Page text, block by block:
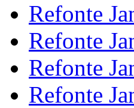
Refonte
Refonte
Refonte
Refonte